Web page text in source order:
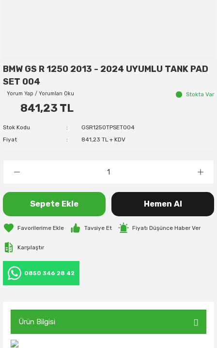
BMW GS R 1250 2013 - 2024 UYUMLU TANK PAD
SET 004
Yorum Yap / Yorumları Oku Stokta Var
841,23 TL
Stok Kodu
GSR1250TPSET004
Fiyat
841,23 TL + KDV
Sepete Ekle Hemen Al
Tavsiye Et Fiyatı Düşünce Haber Ver
Karşılaştır
0850 346 28 42
Ürün Bilgisi